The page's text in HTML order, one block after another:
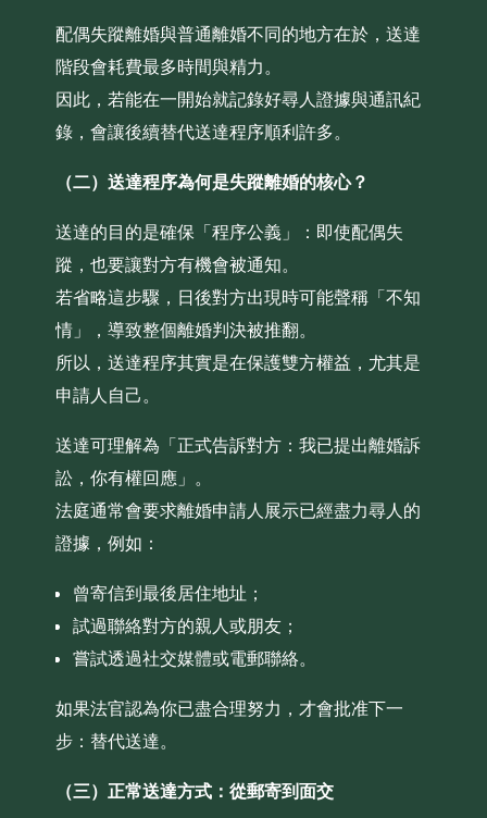
配偶失蹤離婚與普通離婚不同的地方在於，送達
階段會耗費最多時間與精力。
因此，若能在一開始就記錄好尋人證據與通訊紀
錄，會讓後續替代送達程序順利許多。
（二）送達程序為何是失蹤離婚的核心？
送達的目的是確保「程序公義」：即使配偶失
蹤，也要讓對方有機會被通知。
若省略這步驟，日後對方出現時可能聲稱「不知
情」，導致整個離婚判決被推翻。
所以，送達程序其實是在保護雙方權益，尤其是
申請人自己。
送達可理解為「正式告訴對方：我已提出離婚訴
訟，你有權回應」。
法庭通常會要求離婚申請人展示已經盡力尋人的
證據，例如：
曾寄信到最後居住地址；
試過聯絡對方的親人或朋友；
嘗試透過社交媒體或電郵聯絡。
如果法官認為你已盡合理努力，才會批准下一
步：替代送達。
（三）正常送達方式：從郵寄到面交